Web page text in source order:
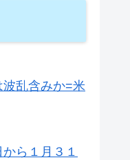
波乱含みか=米
ら１月３１